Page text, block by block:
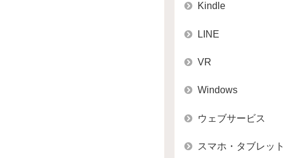
Kindle
LINE
VR
Windows
ウェブサービス
スマホ・タブレット